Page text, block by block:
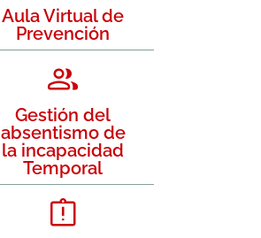
Aula Virtual de
Prevención
Gestión del
absentismo de
la incapacidad
Temporal